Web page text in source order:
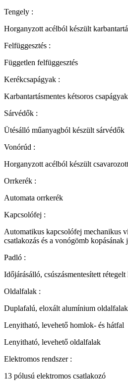
Tengely :
Horganyzott acélból készült
Felfüggesztés :
Független felfüggesztés
Kerékcsapágyak :
Karbantartásmentes kétsoros csapágyak
Sárvédők :
Ütésálló műanyagból készült sárvédők
Vonórúd :
Horganyzott acélból készült
Orrkerék :
Automata orrkerék
Kapcsolófej :
Automatikus kapcsolófej mechanikus
csatlakozás és a vonógömb kopásának
Padló :
Időjárásálló, csúszásmentesített rétegelt
Oldalfalak :
Duplafalú, eloxált alumínium oldalfalak
Lenyitható, levehető homlok- és hátfal
Lenyitható, levehető oldalfalak
Elektromos rendszer :
13 pólusú elektromos csatlakozó